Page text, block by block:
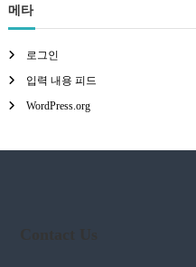
메타
로그인
입력 내용 피드
WordPress.org